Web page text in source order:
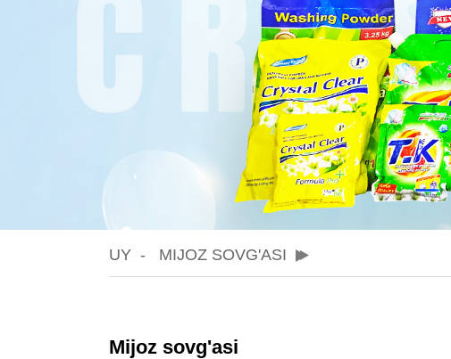
UY MIJOZ SOVG'ASI
Mijoz sovg'asi